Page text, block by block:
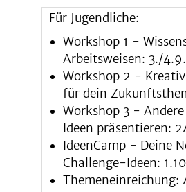
Für Jugendliche:
Workshop 1 -
Arbeitsweisen: 3./4.9.
Workshop 2 -
für dein
Workshop 3 -
Ideen präsentieren:
IdeenCamp - Deine
Challenge-Ideen:
Themeneinreichung: